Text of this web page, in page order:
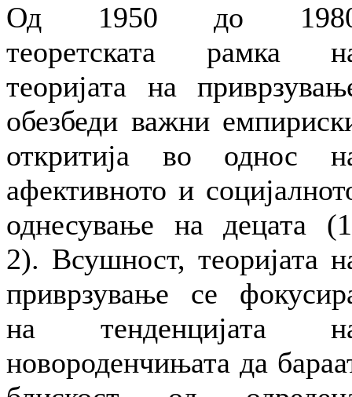
Од 1950 до
теоретската рамка
теоријата на
обезбеди важни
откритија во однос
афективното и
однесување на децата
2). Всушност, теоријата
приврзување се
на тенденцијата
новороденчињата да